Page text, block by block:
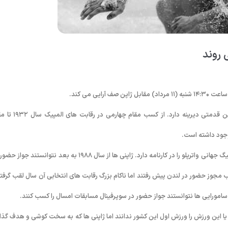
روند
می کند.
به گزارش روابط عمومی فدراسیون شنا، شیرجه و واترپلو؛ ورزش واترپلو در ژاپن قدمتی
ژاپن سابقه هفت بار حضور در المپبک و بیش از ۱۰ حضور در مسابقات جهانی و لیگ جهانی واترپلو را در کارنامه دارد. ژاپنی ها از سال ۱۹۸۸ به بعد
کنند. در مسابقات انتخابی المپیک ۲۰۱۲ نیز تا مرز کسب مجوز حضور در لندن پیش رفتند اما ناکام بزرگ رقابت های انتخابی آن سال لقب
یا این ورزش را ورزش اول این کشور ندانند اما ژاپنی ها که به سخت کوشی و هدف